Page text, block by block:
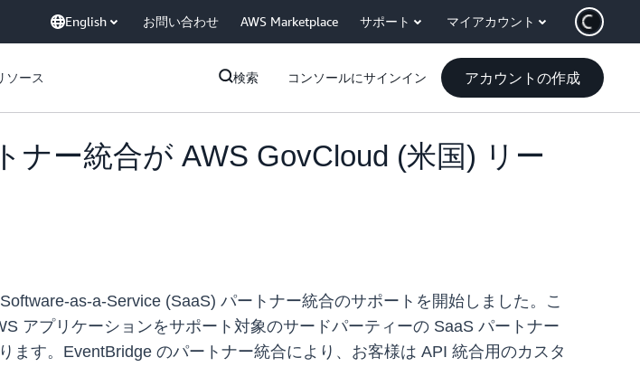
English お問い合わせ AWS Marketplace サポート マイアカウント
ソース 検索 コンソールにサインイン アカウントの作成
ナー統合が AWS GovCloud (米国) リー
as-a-Service (SaaS) パートナー統合のサポートを開始しました。こ
アプリケーションをサポート対象のサードパーティーの SaaS パートナー
す。EventBridge のパートナー統合により、お客様は API 統合用のカスタ